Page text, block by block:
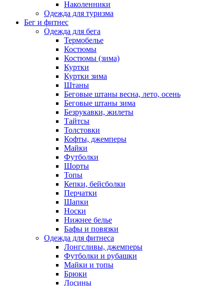
Наколенники
Одежда для туризма
Бег и фитнес
Одежда для бега
Термобелье
Костюмы
Костюмы (зима)
Куртки
Куртки зима
Штаны
Беговые штаны весна, лето, осень
Беговые штаны зима
Безрукавки, жилеты
Тайтсы
Толстовки
Кофты, джемперы
Майки
Футболки
Шорты
Топы
Кепки, бейсболки
Перчатки
Шапки
Носки
Нижнее белье
Бафы и повязки
Одежда для фитнеса
Лонгсливы, джемперы
Футболки и рубашки
Майки и топы
Брюки
Лосины